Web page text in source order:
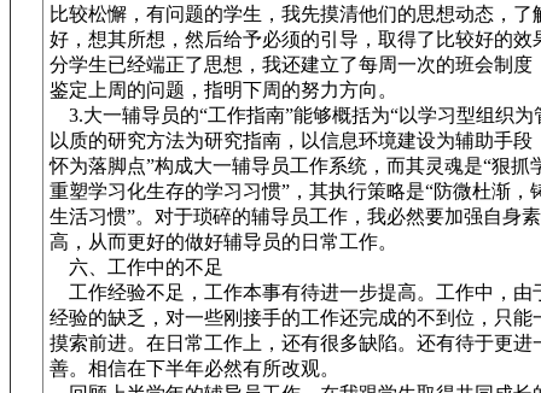
比较松懈，有问题的学生，我先摸清他们的思想动态，了
好，想其所想，然后给予必须的引导，取得了比较好的效
分学生已经端正了思想，我还建立了每周一次的班会制度
鉴定上周的问题，指明下周的努力方向。
3.大一辅导员的“工作指南”能够概括为“以学习型组织为
以质的研究方法为研究指南，以信息环境建设为辅助手段
怀为落脚点”构成大一辅导员工作系统，而其灵魂是“狠抓
重塑学习化生存的学习习惯”，其执行策略是“防微杜渐，
生活习惯”。对于琐碎的辅导员工作，我必然要加强自身
高，从而更好的做好辅导员的日常工作。
六、工作中的不足
工作经验不足，工作本事有待进一步提高。工作中，由
经验的缺乏，对一些刚接手的工作还完成的不到位，只能
摸索前进。在日常工作上，还有很多缺陷。还有待于更进
善。相信在下半年必然有所改观。